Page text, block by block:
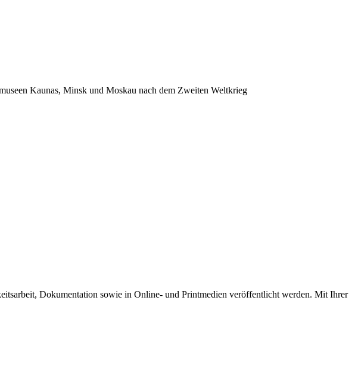
Kaunas, Minsk und Moskau nach dem Zweiten Weltkrieg
Dokumentation sowie in Online- und Printmedien veröffentlicht werden. Mit Ihrer